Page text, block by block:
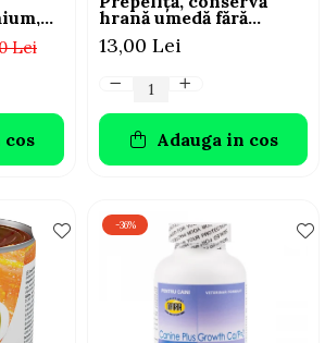
Lei
cos
hrană umedă fără
cereale câini, (în sos),
285g
13,00 Lei
Adauga in cos
-36%